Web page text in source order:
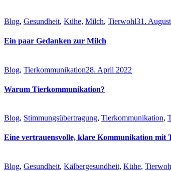
Blog, Gesundheit, Kühe, Milch, Tierwohl31.
Ein paar Gedanken zur Milch
Blog, Tierkommunikation28. April 2022
Warum Tierkommunikation?
Blog, Stimmungsübertragung, Tierkommunikation,
Eine vertrauensvolle, klare Kommunikation mit
Blog, Gesundheit, Kälbergesundheit, Kühe,